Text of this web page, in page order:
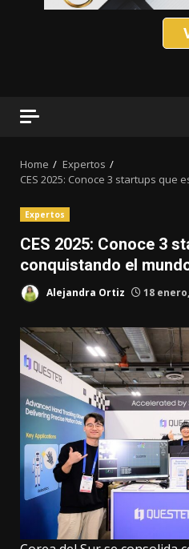
Home
Expertos
CES 2025: Conoce 3 startups que
Expertos
CES 2025: Conoce 3
conquistando el
Alejandra Ortiz 18